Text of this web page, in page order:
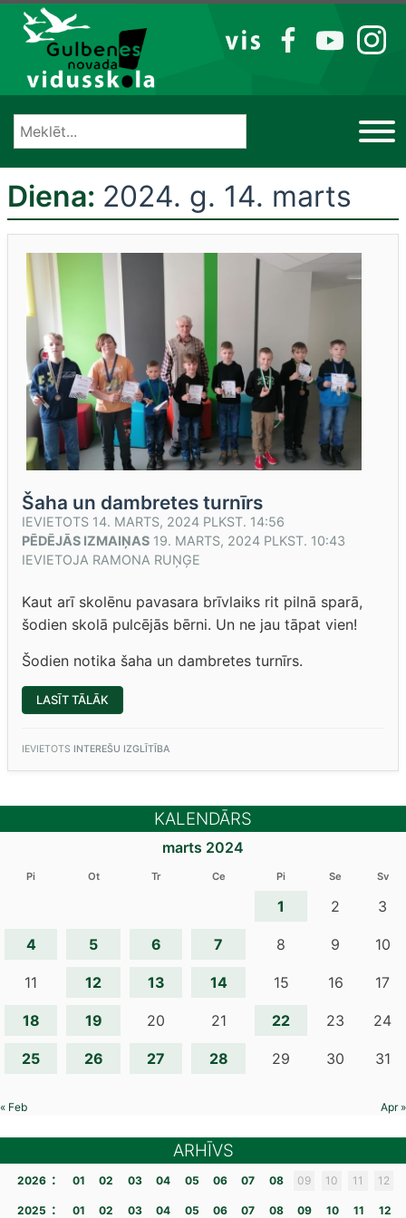
Izlaist
VIS
FB YT IG
Diena: 2024. g. 14. marts
Šaha un dambretes turnīrs
IEVIETOTS 14. MARTS, 2024 PLKST. 14:56
PĒDĒJĀS IZMAIŅAS 19. MARTS, 2024 PLKST. 10:43
IEVIETOJA RAMONA RUŅĢE
Kaut arī skolēnu pavasara brīvlaiks rit pilnā sparā,
šodien skolā pulcējās bērni. Un ne jau tāpat vien!
Šodien notika šaha un dambretes turnīrs.
LASĪT TĀLĀK
UN
IEVIETOTS INTEREŠU IZGLĪTĪBA
KALENDĀRS
marts 2024
Pi Ot Tr Ce Pi Se Sv
1 2 3
4 5 6 7 8 9 10
11 12 13 14 15 16 17
18 19 20 21 22 23 24
25 26 27 28 29 30 31
« Feb Apr »
ARHĪVS
2026 : 01 02 03 04 05 06 07 08 09 10 11 12
2025 : 01 02 03 04 05 06 07 08 09 10 11 12